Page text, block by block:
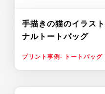
手描きの猫のイラス
ナルトートバッグ
プリント事例- トートバッグ